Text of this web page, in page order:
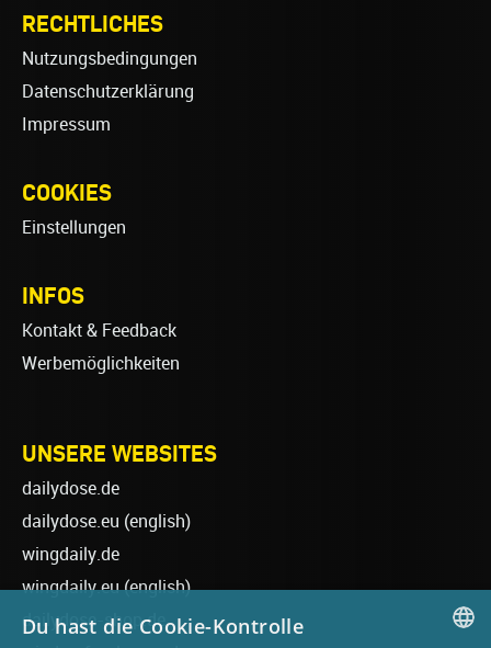
RECHTLICHES
Nutzungsbedingungen
Datenschutzerklärung
Impressum
COOKIES
Einstellungen
INFOS
Kontakt & Feedback
Werbemöglichkeiten
UNSERE WEBSITES
dailydose.de
dailydose.eu (english)
wingdaily.de
wingdaily.eu(english)
dailydose-shop.de
Du hast die Cookie-Kontrolle